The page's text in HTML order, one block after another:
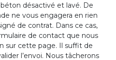
désactivé et lavé. De
ne vous engagera en rien
de contrat. Dans ce cas,
de contact que nous
sur cette page. Il suffit de
l’envoi. Nous tâcherons